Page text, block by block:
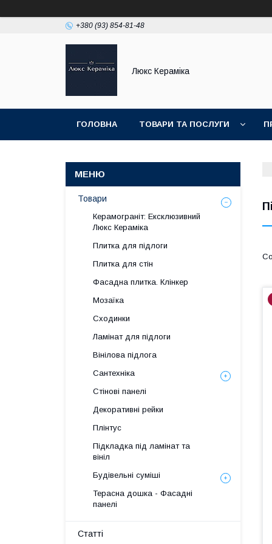
+380 (93) 854-81-48
Люкс Кераміка
ГОЛОВНА ТОВАРИ ТА ПОСЛУГИ
Товари
Керамограніт: Ексклюзивний
Люкс Кераміка
Плитка для підлоги
Плитка для стін
Фасадна плитка. Клінкер
Мозаїка
Сходинки
Ламінат для підлоги
Вінілова підлога
Сантехніка
Стінові панелі
Декоративні рейки
Плінтус
Підкладка під ламінат та
вініл
Будівельні суміші
Терасна дошка - Фасадні
панелі
Статті